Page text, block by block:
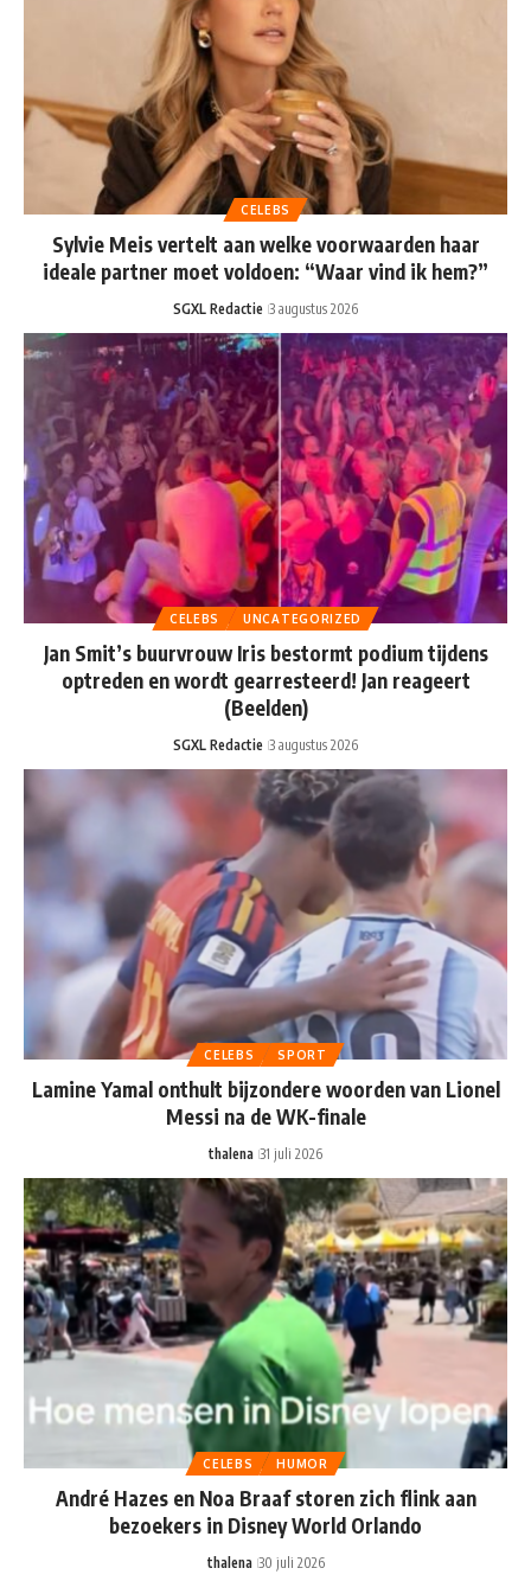
CELEBS
Sylvie Meis vertelt aan welke voorwaarden haar
ideale partner moet voldoen: “Waar vind ik hem?”
SGXL Redactie 3 augustus 2026
CELEBS UNCATEGORIZED
Jan Smit’s buurvrouw Iris bestormt podium tijdens
optreden en wordt gearresteerd! Jan reageert
(Beelden)
SGXL Redactie 3 augustus 2026
CELEBS SPORT
Lamine Yamal onthult bijzondere woorden van Lionel
Messi na de WK-finale
thalena 31 juli 2026
CELEBS HUMOR
André Hazes en Noa Braaf storen zich flink aan
bezoekers in Disney World Orlando
thalena 30 juli 2026